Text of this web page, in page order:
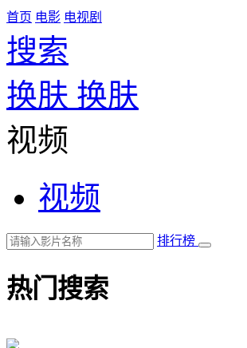
首页 电影 电视剧
搜索
换肤 换肤
视频
视频
排行榜
热门搜索